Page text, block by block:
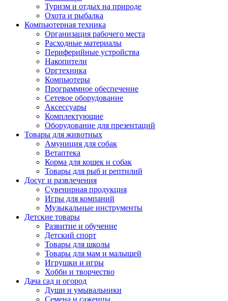
Туризм и отдых на природе
Охота и рыбалка
Компьютерная техника
Организация рабочего места
Расходные материалы
Периферийные устройства
Накопители
Оргтехника
Компьютеры
Программное обеспечение
Сетевое оборудование
Аксессуары
Комплектующие
Оборудование для презентаций
Товары для животных
Амуниция для собак
Ветаптека
Корма для кошек и собак
Товары для рыб и рептилий
Досуг и развлечения
Сувенирная продукция
Игры для компаний
Музыкальные инструменты
Детские товары
Развитие и обучение
Детский спорт
Товары для школы
Товары для мам и малышей
Игрушки и игры
Хобби и творчество
Дача сад и огород
Души и умывальники
Семена и саженцы